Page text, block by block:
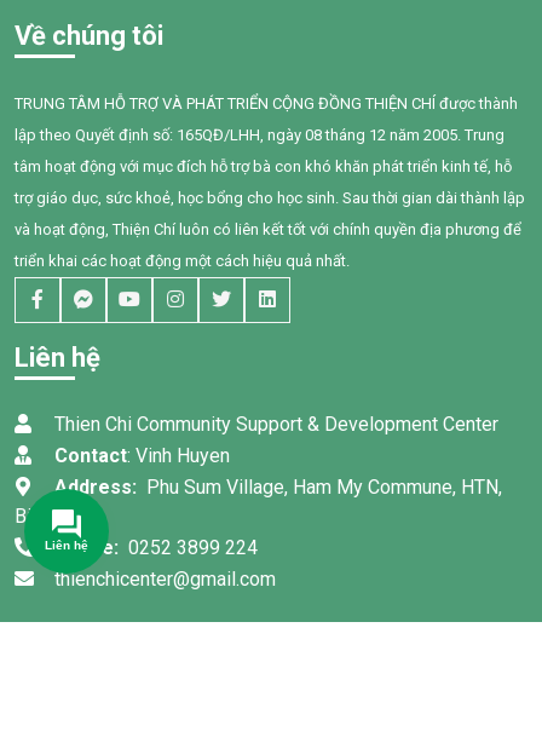
đạt nhu cầu của mình. Sau
một năm can thiệp với sự
đồng hành tận tâm của các
cô giáo, sự kiên trì của gia
đình và nỗ lực không ngừng
của chính Bối, em đã có
những bước tiến đầy tự hào.
kiến thức về quản lý chi tiêu
trong gia đình cho 95 phụ nữ
tại xã Tân Thành,Hàm Thuận
Nam.
Về chúng tôi
TRUNG TÂM HỖ TRỢ VÀ PHÁT TRIỂN CỘNG ĐỒNG THIỆN CHÍ được thành
lập theo Quyết định số: 165QĐ/LHH, ngày 08 tháng 12 năm 2005. Trung
tâm hoạt động với mục đích hỗ trợ bà con khó khăn phát triển kinh tế, hỗ
trợ giáo dục, sức khoẻ, học bổng cho học sinh. Sau thời gian dài thành lập
và hoạt động, Thiện Chí luôn có liên kết tốt với chính quyền địa phương để
triển khai các hoạt động một cách hiệu quả nhất.
Liên hệ
Thien Chi Community Support & Development Center
Contact: Vinh Huyen
Address: Phu Sum Village, Ham My Commune, HTN,
Binh Thuan
Phone: 0252 3899 224
thienchicenter@gmail.com